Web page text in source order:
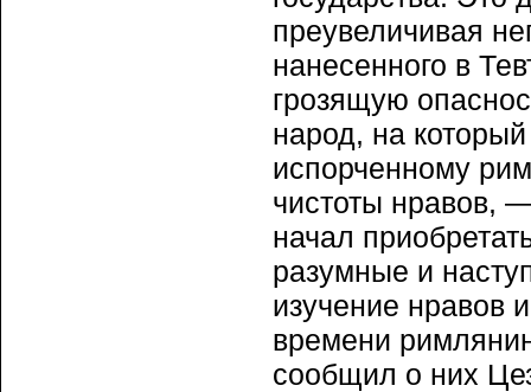
преувеличивая
нанесенного в
грозящую
народ, на
испорченному
чистоты нравов,
начал
разумные и
изучение нравов
времени
сообщил о них